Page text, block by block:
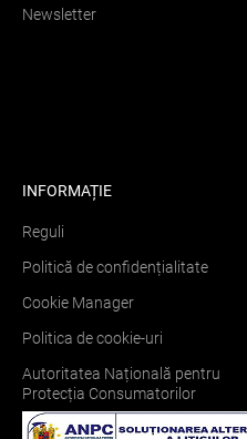
Newsletter
INFORMAȚIE
Reguli
Politică de confidențialitate
Cookie Manager
Politica de cookie-uri
Autoritatea Națională pentru
Protecția Consumatorilor